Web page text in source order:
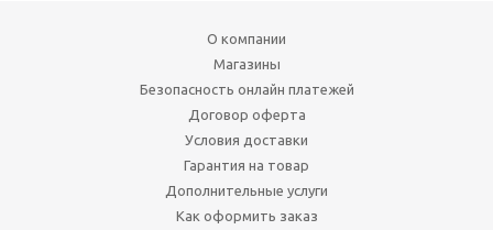
О компании
Магазины
Безопасность онлайн платежей
Договор оферта
Условия доставки
Гарантия на товар
Дополнительные услуги
Как оформить заказ